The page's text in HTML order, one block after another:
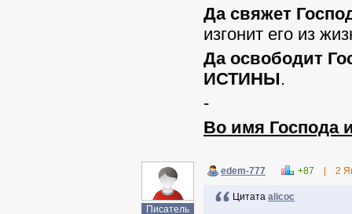
Да свяжет
изгонит его из
Да освободит
ИСТИНЫ.
-
Во имя Господа
Писатель
edem-777 +87 2
Цитата alicoc